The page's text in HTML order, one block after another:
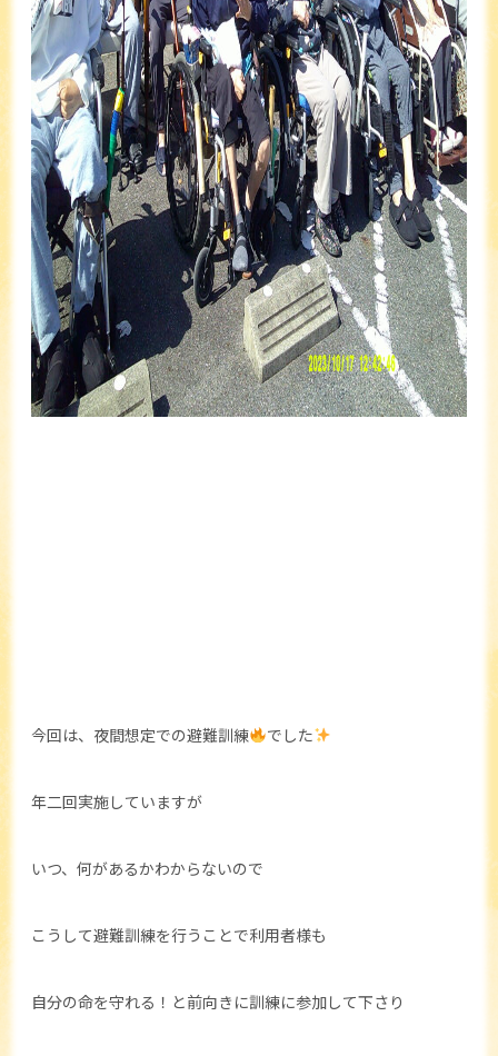
今回は、夜間想定での避難訓練 でした
年二回実施していますが
いつ、何があるかわからないので
こうして避難訓練を行うことで利用者様も
自分の命を守れる！と前向きに訓練に参加して下さり